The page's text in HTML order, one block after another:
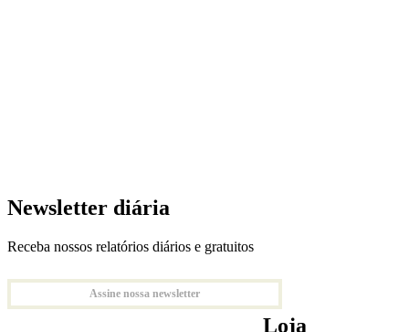
Newsletter diária
Receba nossos relatórios diários e gratuitos
Assine nossa newsletter
Loja